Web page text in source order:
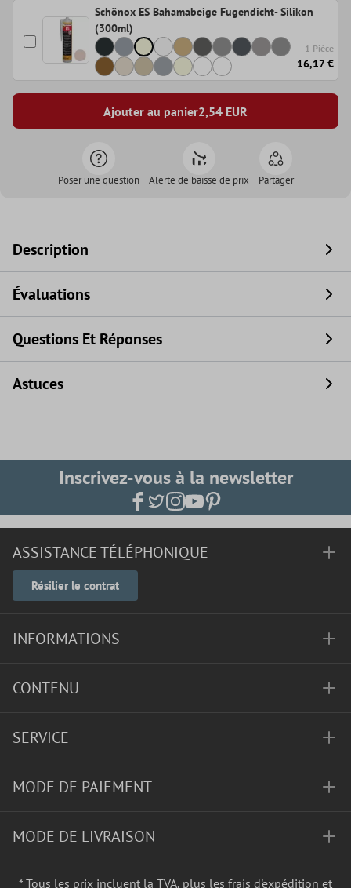
Schönox ES Bahamabeige Fugendicht- Silikon
(300ml)
1 Pièce
16,17 €
Ajouter au panier2,54 EUR
Poser une question Alerte de baisse de prix Partager
Description
Évaluations
Questions Et Réponses
Astuces
Inscrivez-vous à la newsletter
ASSISTANCE TÉLÉPHONIQUE
Résilier le contrat
INFORMATIONS
CONTENU
SERVICE
MODE DE PAIEMENT
MODE DE LIVRAISON
* Tous les prix incluent la TVA, plus les frais d'expédition et